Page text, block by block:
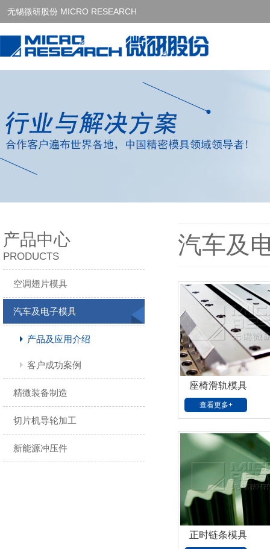
无锡微研股份 MICRO RESEARCH
产品中心
PRODUCTS
空调翅片模具
汽车及电子模具
产品及应用介绍
客户成功案例
精微装备制造
切片机导轮加工
新能源冲压件
汽车及
座椅滑轨模具
查看更多+
正时链条模具